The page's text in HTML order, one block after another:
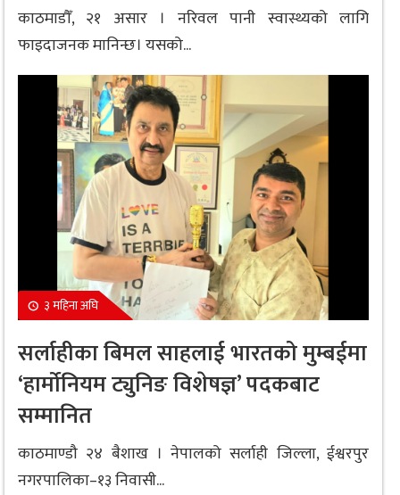
काठमाडौँ, २१ असार । नरिवल पानी स्वास्थ्यको लागि
फाइदाजनक मानिन्छ। यसको...
३ महिना अघि
सर्लाहीका बिमल साहलाई भारतको मुम्बईमा
‘हार्मोनियम ट्युनिङ विशेषज्ञ’ पदकबाट
सम्मानित
काठमाण्डौ २४ बैशाख । नेपालको सर्लाही जिल्ला, ईश्वरपुर
नगरपालिका–१३ निवासी...